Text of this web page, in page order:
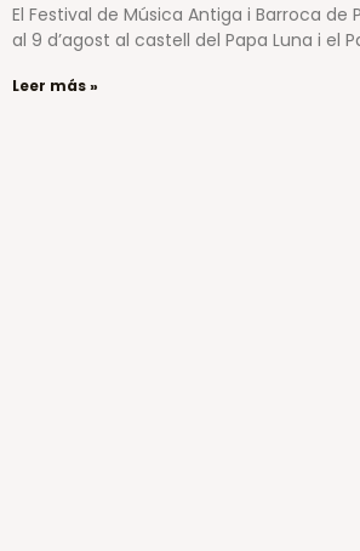
El Festival de Música Antiga i Barroca
al 9 d’agost al castell del Papa Luna i el
Leer más »